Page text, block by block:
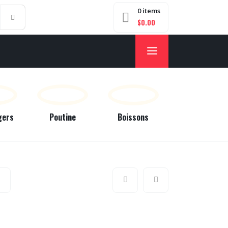
0 items
$0.00
Poutine Boissons